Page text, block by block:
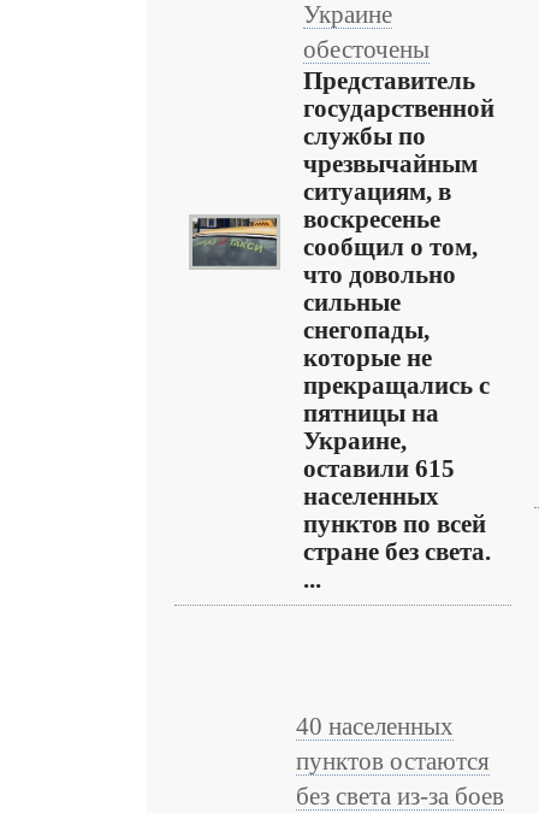
Украине
обесточены
Представитель
государственной
службы по
чрезвычайным
ситуациям, в
воскресенье
сообщил о том,
что довольно
сильные
снегопады,
которые не
прекращались с
пятницы на
Украине,
оставили 615
населенных
пунктов по всей
стране без света.
...
40 населенных
пунктов остаются
без света из-за боев